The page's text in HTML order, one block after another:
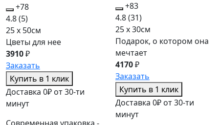
+78
4.8(5)
25 x 50см
Цветы для нее
3910₽
Заказать
Купить в 1 клик
Доставка 0₽ от 30-ти
минут
+83
4.8(31)
25 x 30см
Подарок, о котором она
мечтает
4170₽
Заказать
Купить в 1 клик
Доставка 0₽ от 30-ти
минут